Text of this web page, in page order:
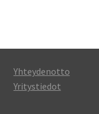
Yhteydenotto
Yritystiedot